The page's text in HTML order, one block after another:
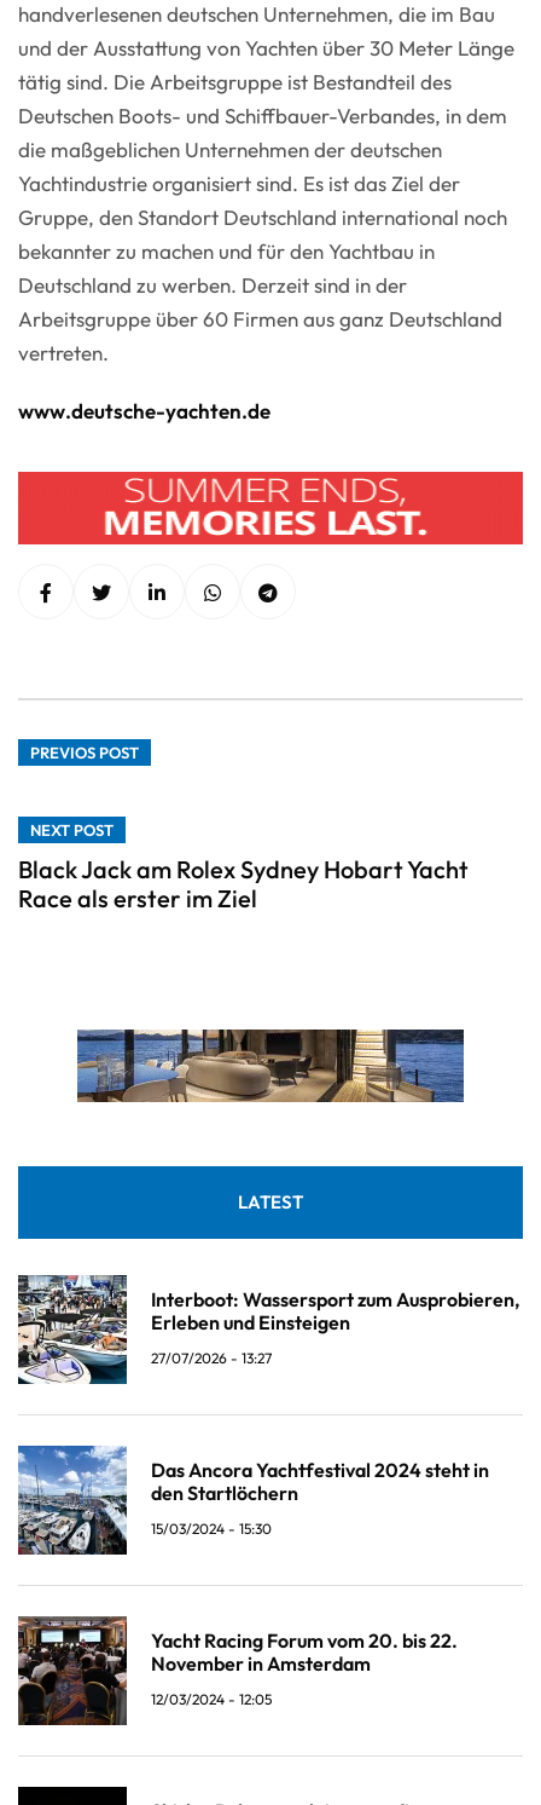
handverlesenen deutschen Unternehmen, die im Bau
und der Ausstattung von Yachten über 30 Meter Länge
tätig sind. Die Arbeitsgruppe ist Bestandteil des
Deutschen Boots- und Schiffbauer-Verbandes, in dem
die maßgeblichen Unternehmen der deutschen
Yachtindustrie organisiert sind. Es ist das Ziel der
Gruppe, den Standort Deutschland international noch
bekannter zu machen und für den Yachtbau in
Deutschland zu werben. Derzeit sind in der
Arbeitsgruppe über 60 Firmen aus ganz Deutschland
vertreten.
www.deutsche-yachten.de
PREVIOS POST
NEXT POST
Black Jack am Rolex Sydney Hobart Yacht
Race als erster im Ziel
LATEST
Interboot: Wassersport zum Ausprobieren,
Erleben und Einsteigen
27/07/2026 - 13:27
Das Ancora Yachtfestival 2024 steht in
den Startlöchern
15/03/2024 - 15:30
Yacht Racing Forum vom 20. bis 22.
November in Amsterdam
12/03/2024 - 12:05